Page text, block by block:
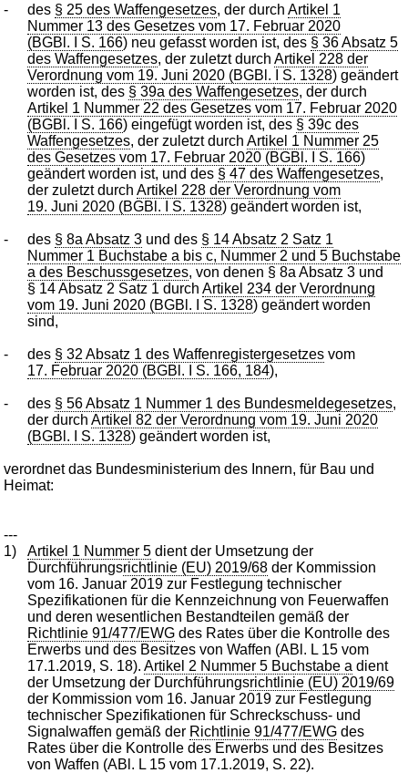
- des § 25 des Waffengesetzes, der durchArtikel 1
Nummer 13 des Gesetzes vom 17. Februar 2020
(BGBl. I S. 166) neu gefasst worden ist, des § 36 Absatz 5
des Waffengesetzes, der zuletzt durchArtikel 228 der
Verordnung vom 19. Juni 2020 (BGBl. I S. 1328) geändert
worden ist, des § 39a des Waffengesetzes, der durch
Artikel 1 Nummer 22 des Gesetzes vom 17. Februar 2020
(BGBl. I S. 166) eingefügt worden ist, des § 39c des
Waffengesetzes, der zuletzt durchArtikel 1 Nummer 25
des Gesetzes vom 17. Februar 2020 (BGBl. I S. 166)
geändert worden ist, und des § 47 des Waffengesetzes,
der zuletzt durchArtikel 228 der Verordnung vom
19. Juni 2020 (BGBl. I S. 1328) geändert worden ist,
- des § 8a Absatz 3 und des § 14 Absatz 2 Satz 1
Nummer 1 Buchstabe a bis c, Nummer 2 und 5 Buchstabe
a des Beschussgesetzes, von denen § 8a Absatz 3 und
§ 14 Absatz 2 Satz 1 durchArtikel 234 der Verordnung
vom 19. Juni 2020 (BGBl. I S. 1328) geändert worden
sind,
- des § 32 Absatz 1 des Waffenregistergesetzes vom
17. Februar 2020 (BGBl. I S. 166, 184),
- des § 56 Absatz 1 Nummer 1 des Bundesmeldegesetzes,
der durchArtikel 82 der Verordnung vom 19. Juni 2020
(BGBl. I S. 1328) geändert worden ist,
verordnet das Bundesministerium des Innern, für Bau und
Heimat:
---
1)
Artikel 1 Nummer 5 dient der Umsetzung der
Durchführungsrichtlinie (EU) 2019/68 der Kommission
vom 16. Januar 2019 zur Festlegung technischer
Spezifikationen für die Kennzeichnung von Feuerwaffen
und deren wesentlichen Bestandteilen gemäß der
Richtlinie 91/477/EWG des Rates über die Kontrolle des
Erwerbs und des Besitzes von Waffen (ABl. L 15 vom
17.1.2019, S. 18).Artikel 2 Nummer 5 Buchstabe a dient
der Umsetzung der Durchführungsrichtlinie (EU) 2019/69
der Kommission vom 16. Januar 2019 zur Festlegung
technischer Spezifikationen für Schreckschuss- und
Signalwaffen gemäß der Richtlinie 91/477/EWG des
Rates über die Kontrolle des Erwerbs und des Besitzes
von Waffen (ABl. L 15 vom 17.1.2019, S. 22).